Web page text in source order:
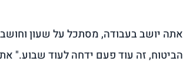
אתה יושב בעבודה, מסתכל על שעון